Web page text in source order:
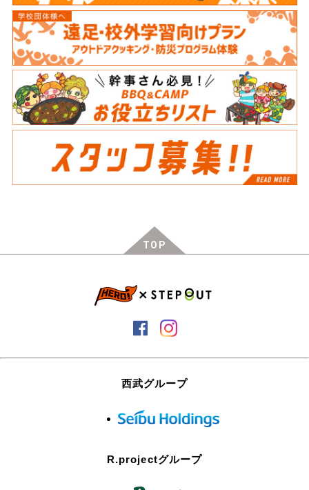
TOP
西武グループ
R.projectグループ